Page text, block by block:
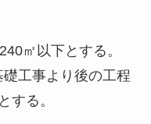
㎡以下とする。
礎工事より後の工程
する。